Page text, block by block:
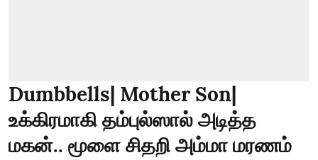
Dumbbells| Mother Son|
உக்கிரமாகி தம்புல்ஸால் அடித்த
மகன்.. மூளை சிதறி அம்மா மரணம்